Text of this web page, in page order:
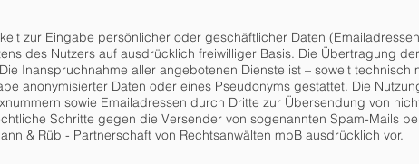
zur Eingabe persönlicher oder geschäftlicher Daten
des Nutzers auf ausdrücklich freiwilliger Basis. Die Übertragung
Inanspruchnahme aller angebotenen Dienste ist – soweit technisch
anonymisierter Daten oder eines Pseudonyms gestattet. Die
sowie Emailadressen durch Dritte zur Übersendung von
Schritte gegen die Versender von sogenannten Spam-Mails
& Rüb - Partnerschaft von Rechtsanwälten mbB ausdrücklich vor.